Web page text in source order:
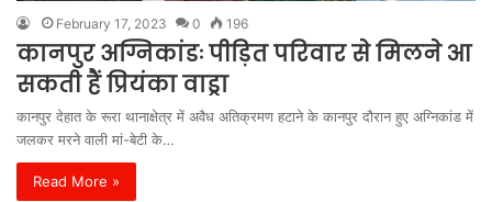
February 17, 2023 0 196
कानपुर अग्निकांडः पीड़ित परिवार से मिलने आ
सकती हैं प्रियंका वाड्रा
कानपुर देहात के रूरा थानाक्षेत्र में अवैध अतिक्रमण हटाने के कानपुर दौरान हुए अग्निकांड में
जलकर मरने वाली मां-बेटी के…
Read More »